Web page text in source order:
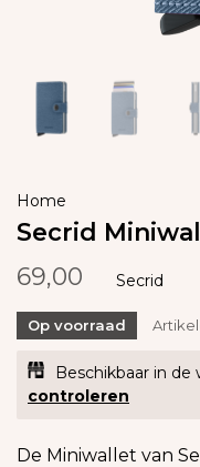
Home
Secrid
69,00
Secrid
Op voorraad
Beschikbaar in de
controleren
De Miniwallet van